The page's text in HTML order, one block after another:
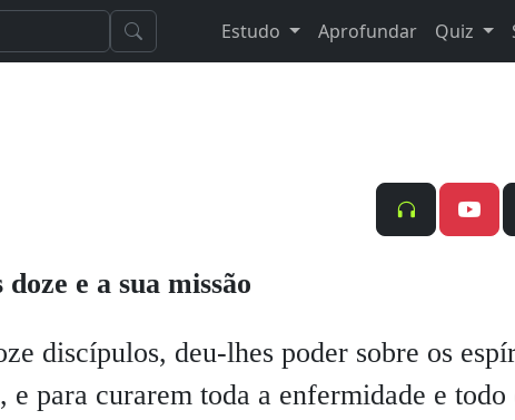
Estudo Aprofundar Quiz
doze e a sua missão
discípulos, deu-lhes poder sobre os
e para curarem toda a enfermidade e todo